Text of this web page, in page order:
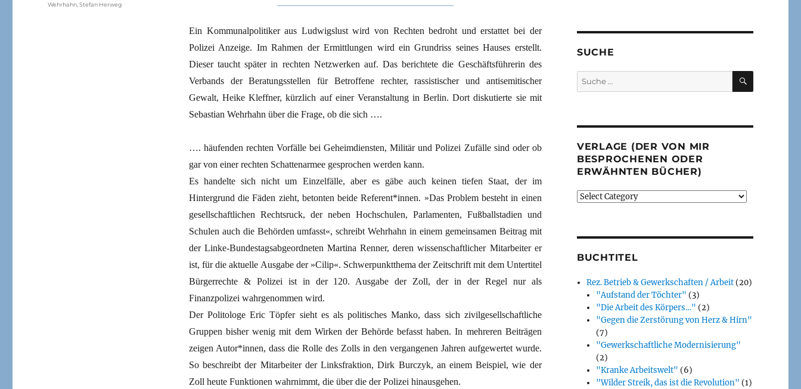
Ein Kommunalpolitiker aus Ludwigslust wird von Rechten bedroht und erstattet bei der
Polizei Anzeige. Im Rahmen der Ermittlungen wird ein Grundriss seines Hauses erstellt.
Dieser taucht später in rechten Netzwerken auf. Das berichtete die Geschäftsführerin des
Verbands der Beratungsstellen für Betroffene rechter, rassistischer und antisemitischer
Gewalt, Heike Kleffner, kürzlich auf einer Veranstaltung in Berlin. Dort diskutierte sie mit
Sebastian Wehrhahn über die Frage, ob die sich ….
…. häufenden rechten Vorfälle bei Geheimdiensten, Militär und Polizei Zufälle sind oder ob
gar von einer rechten Schattenarmee gesprochen werden kann.
Es handelte sich nicht um Einzelfälle, aber es gäbe auch keinen tiefen Staat, der im
Hintergrund die Fäden zieht, betonten beide Referent*innen. »Das Problem besteht in einen
gesellschaftlichen Rechtsruck, der neben Hochschulen, Parlamenten, Fußballstadien und
Schulen auch die Behörden umfasst«, schreibt Wehrhahn in einem gemeinsamen Beitrag mit
der Linke-Bundestagsabgeordneten Martina Renner, deren wissenschaftlicher Mitarbeiter er
ist, für die aktuelle Ausgabe der »Cilip«. Schwerpunktthema der Zeitschrift mit dem Untertitel
Bürgerrechte & Polizei ist in der 120. Ausgabe der Zoll, der in der Regel nur als
Finanzpolizei wahrgenommen wird.
Der Politologe Eric Töpfer sieht es als politisches Manko, dass sich zivilgesellschaftliche
Gruppen bisher wenig mit dem Wirken der Behörde befasst haben. In mehreren Beiträgen
zeigen Autor*innen, dass die Rolle des Zolls in den vergangenen Jahren aufgewertet wurde.
So beschreibt der Mitarbeiter der Linksfraktion, Dirk Burczyk, an einem Beispiel, wie der
Zoll heute Funktionen wahrnimmt, die über die der Polizei hinausgehen.
Wehrhahn ,Stefan Herweg
SUCHE
Suche
nach:
SUCHEN
VERLAGE (DER VON MIR
BESPROCHENEN ODER
ERWÄHNTEN BÜCHER)
Verlage
oder
Bücher)
BUCHTITEL
Rez. Betrieb & Gewerkschaften / Arbeit (20)
"Aufstand der Töchter" (3)
"Die Arbeit des Körpers…" (2)
"Gegen die Zerstörung von Herz & Hirn"
(7)
"Gewerkschaftliche Modernisierung"
(2)
"Kranke Arbeitswelt" (6)
"Wilder Streik, das ist die Revolution" (1)